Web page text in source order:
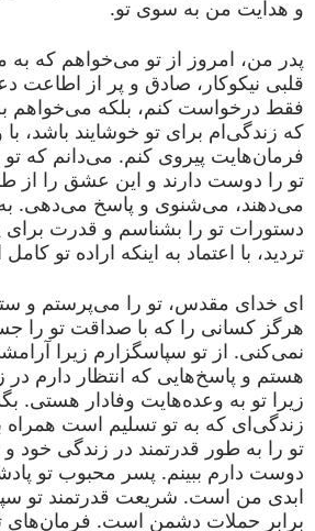
و هدایت من به سوی تو.
پدر من، امروز از تو می‌خواهم که به
قلبی نیکوکار، صادق و پر از اطاعت
فقط درخواست کنم، بلکه می‌خواهم
که زندگی‌ام برای تو خوشایند باشد، با
فرمان‌هایت پیروی کنم. می‌دانم که
تو را دوست دارند و این عشق را از
می‌دهند، می‌شنوی و پاسخ می‌دهی. به
دستورات تو را بشناسم و قدرت برای
تردید، با اعتماد به اینکه اراده تو
ای خدای مقدس، تو را می‌پرستم و
هرگز کسانی را که با صداقت تو را
نمی‌کنی. از تو سپاسگزارم زیرا
هستم و پاسخ‌هایی که انتظار دارم در
زیرا تو به وعده‌هایت وفادار هستی.
زندگی‌ای که به تو تسلیم است همراه
تو را به طور قدرتمند در زندگی خود
دوست دارم ببینم. پسر محبوب تو
ابدی من است. شریعت قدرتمند تو
برابر حملات دشمن است. فرمان‌های